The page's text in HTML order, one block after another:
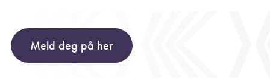
Meld deg på her